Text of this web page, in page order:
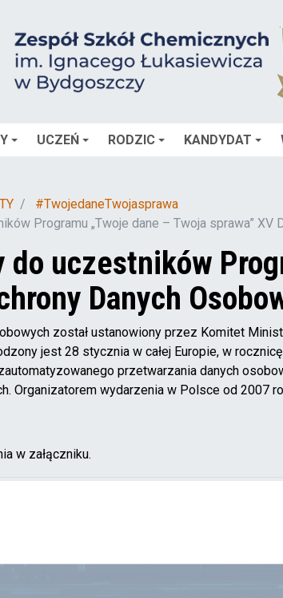
UCZEŃ RODZIC KANDYDAT
#TwojedaneTwojasprawa
Programu „Twoje dane – Twoja sprawa” XV
uczestników
Danych
został ustanowiony przez Komitet
jest 28 stycznia w całej Europie, w
przetwarzania danych
Organizatorem wydarzenia w Polsce od 2007
w załączniku.